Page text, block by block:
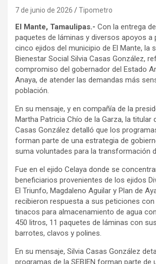
7 de junio de 2026 Tipometro
El Mante, Tamaulipas.- Con la entrega
paquetes de láminas y diversos apoyos a
cinco ejidos del municipio de El Mante, la
Bienestar Social Silvia Casas González,
compromiso del gobernador del Estado
Anaya, de atender las demandas más
población.
En su mensaje, y en compañía de la
Martha Patricia Chío de la Garza, la titular
Casas González detalló que los
forman parte de una estrategia de
suma voluntades para la transformación
Fue en el ejido Celaya donde se
beneficiarios provenientes de los ejidos
El Triunfo, Magdaleno Aguilar y Plan de
recibieron respuesta a sus peticiones con
tinacos para almacenamiento de agua
450 litros, 11 paquetes de láminas con
barrotes, clavos y polines.
En su mensaje, Silvia Casas González
programas de la SEBIEN forman parte de